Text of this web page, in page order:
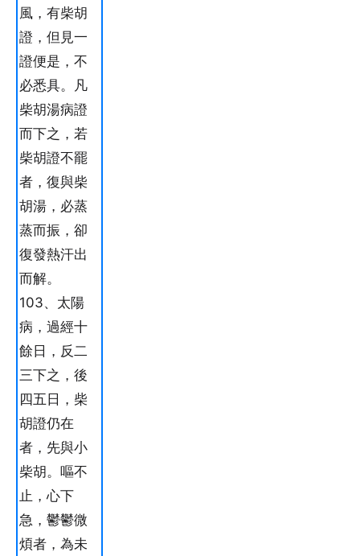
風，有柴胡
證，但見一
證便是，不
必悉具。凡
柴胡湯病證
而下之，若
柴胡證不罷
者，復與柴
胡湯，必蒸
蒸而振，卻
復發熱汗出
而解。
103、太陽
病，過經十
餘日，反二
三下之，後
四五日，柴
胡證仍在
者，先與小
柴胡。嘔不
止，心下
急，鬱鬱微
煩者，為未